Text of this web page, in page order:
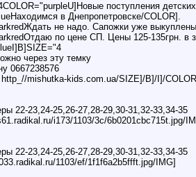
поступления
в Днепропетровске/COLOR].
не надо. Сапожки уже
по цене СП. Цены 125-135грн. в
через эту темку
0667238576
http_//mishutka-kids.com.ua/SIZE]/B]/I]/
22-23,24-25,26-27,28-29,30-31,32-33,34-35
i173/1103/3c/6b0201cbc715t.jpg/
22-23,24-25,26-27,28-29,30-31,32-33,34-35
1103/ef/1f1f6a2b5ffft.jpg/IMG]